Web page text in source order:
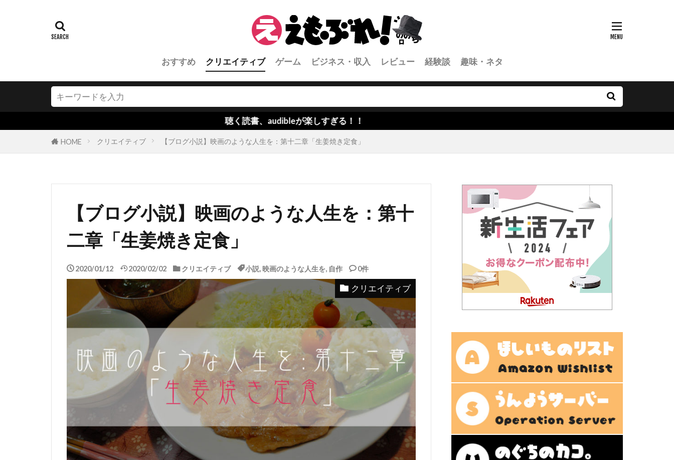
おすすめ クリエイティブ ゲーム ビジネス・収入 レビュー 経験談 趣味・ネタ
聴く読書、audibleが楽しすぎる！！
HOME クリエイティブ 【ブログ小説】映画のような人生を：第十二章「生姜焼き定食」
【ブログ小説】映画のような人生を：第十
二章「生姜焼き定食」
2020/01/12 2020/02/02 クリエイティブ 小説,映画のような人生を, 自作 0件
クリエイティブ